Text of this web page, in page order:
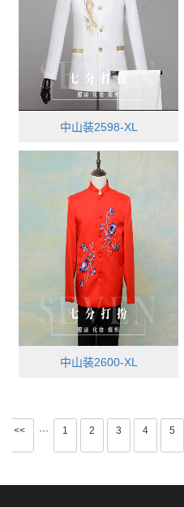
中山装2598-XL
中山装2600-XL
<< ··· 1 2 3 4 5